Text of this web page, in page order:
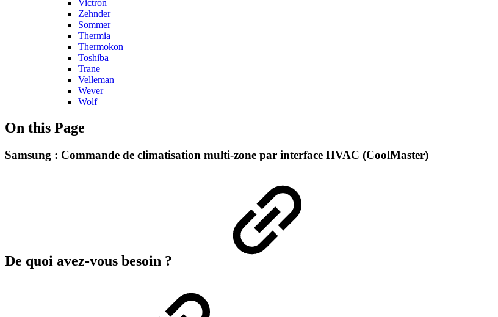
Victron
Zehnder
Sommer
Thermia
Thermokon
Toshiba
Trane
Velleman
Wever
Wolf
On this Page
Samsung : Commande de climatisation multi-zone par interface HVAC (CoolMaster)
De quoi avez-vous besoin ?